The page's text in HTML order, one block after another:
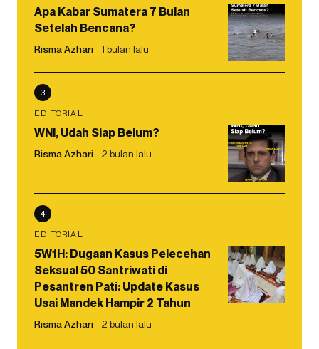
Apa Kabar Sumatera 7 Bulan
Setelah Bencana?
Risma Azhari 1 bulan lalu
3
EDITORIAL
WNI, Udah Siap Belum?
Risma Azhari 2 bulan lalu
4
EDITORIAL
5W1H: Dugaan Kasus Pelecehan
Seksual 50 Santriwati di
Pesantren Pati: Update Kasus
Usai Mandek Hampir 2 Tahun
Risma Azhari 2 bulan lalu